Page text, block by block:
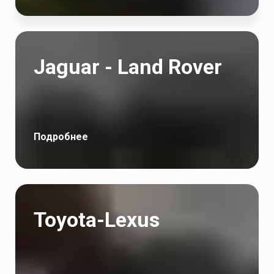
Jaguar - Land Rover
Подробнее
Toyota-Lexus